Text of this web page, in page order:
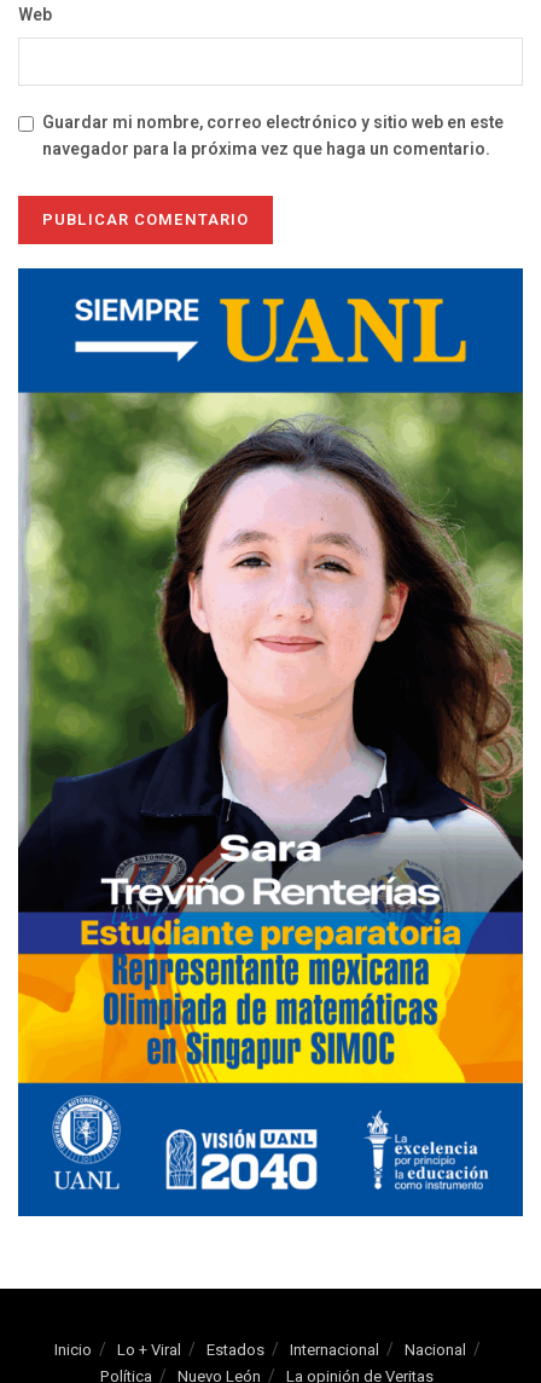
Web
Guardar mi nombre, correo electrónico y sitio web en este
navegador para la próxima vez que haga un comentario.
Inicio Lo + Viral Estados Internacional
Nacional
Política
Nuevo León La opinión de Veritas